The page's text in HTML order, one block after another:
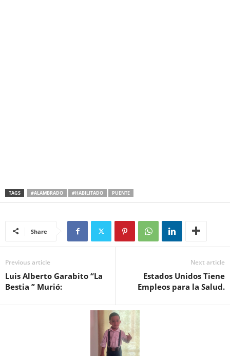
TAGS #ALAMBRADO #HABILITADO PUENTE
Share
Previous article
Luis Alberto Garabito “La
Bestia ” Murió:
Next article
Estados Unidos Tiene
Empleos para la Salud.